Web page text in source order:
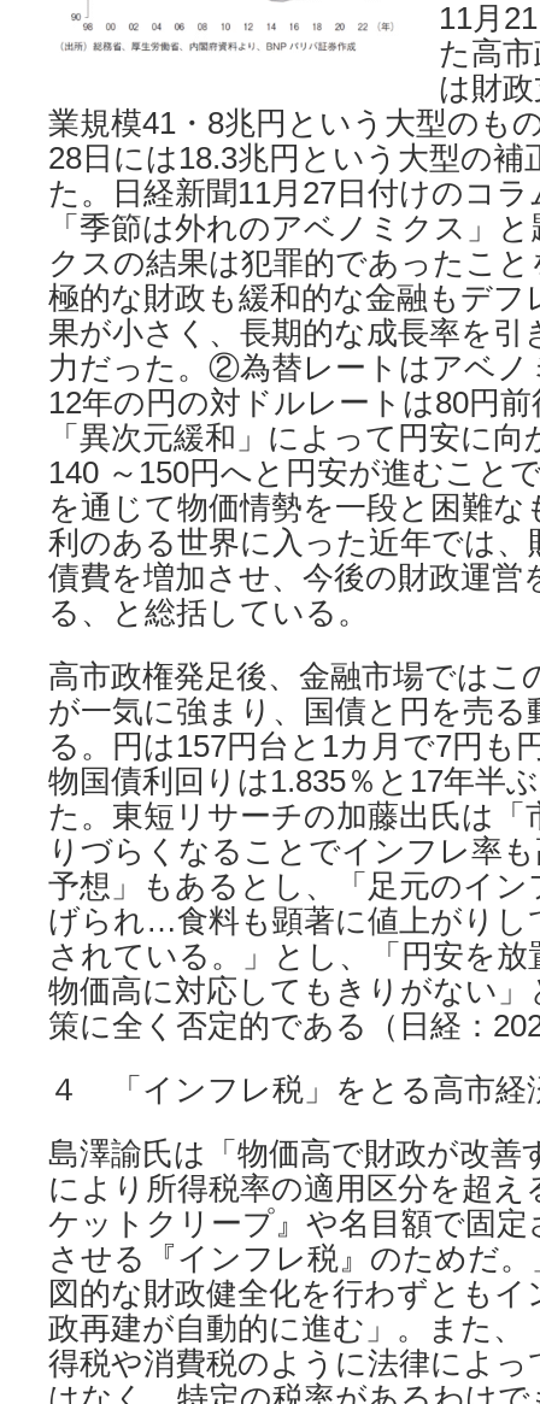
11月
た高
は財
業規模41・8兆円という大型のも
28日には18.3兆円という大型の補
た。日経新聞11月27日付けのコ
「季節は外れのアベノミクス」
クスの結果は犯罪的であったこ
極的な財政も緩和的な金融もデ
果が小さく、長期的な成長率を
力だった。②為替レートはアベノ
12年の円の対ドルレートは80円
「異次元緩和」によって円安に
140 ～150円へと円安が進むこと
を通じて物価情勢を一段と困難
利のある世界に入った近年では、
債費を増加させ、今後の財政運営
る、と総括している。
高市政権発足後、金融市場ではこ
が一気に強まり、国債と円を売
る。円は157円台と1カ月で7円も
物国債利回りは1.835％と17年半
た。東短リサーチの加藤出氏は「
りづらくなることでインフレ率
予想」もあるとし、「足元のイ
げられ…食料も顕著に値上がりし
されている。」とし、「円安を
物価高に対応してもきりがない」
策に全く否定的である（日経：
４ 「インフレ税」をとる高市経
島澤諭氏は「物価高で財政が改善
により所得税率の適用区分を超
ケットクリープ』や名目額で固
させる『インフレ税』のためだ
図的な財政健全化を行わずとも
政再建が自動的に進む」。また、
得税や消費税のように法律によ